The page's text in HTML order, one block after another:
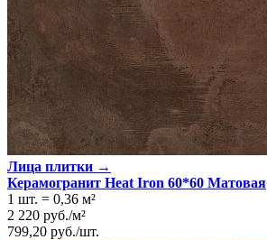
Лица плитки →
Керамогранит Heat Iron 60*60 Матовая
1 шт. = 0,36 м²
2 220 руб./м²
799,20 руб./шт.